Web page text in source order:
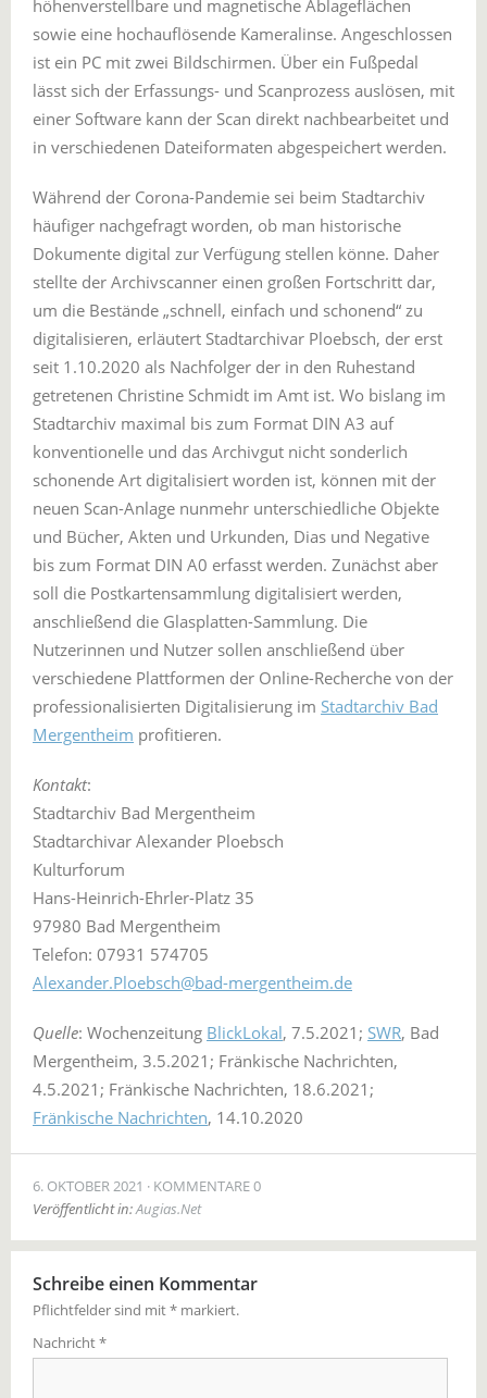
höhenverstellbare und magnetische Ablageflächen
sowie eine hochauflösende Kameralinse. Angeschlossen
ist ein PC mit zwei Bildschirmen. Über ein Fußpedal
lässt sich der Erfassungs- und Scanprozess auslösen, mit
einer Software kann der Scan direkt nachbearbeitet und
in verschiedenen Dateiformaten abgespeichert werden.
Während der Corona-Pandemie sei beim Stadtarchiv
häufiger nachgefragt worden, ob man historische
Dokumente digital zur Verfügung stellen könne. Daher
stellte der Archivscanner einen großen Fortschritt dar,
um die Bestände „schnell, einfach und schonend“ zu
digitalisieren, erläutert Stadtarchivar Ploebsch, der erst
seit 1.10.2020 als Nachfolger der in den Ruhestand
getretenen Christine Schmidt im Amt ist. Wo bislang im
Stadtarchiv maximal bis zum Format DIN A3 auf
konventionelle und das Archivgut nicht sonderlich
schonende Art digitalisiert worden ist, können mit der
neuen Scan-Anlage nunmehr unterschiedliche Objekte
und Bücher, Akten und Urkunden, Dias und Negative
bis zum Format DIN A0 erfasst werden. Zunächst aber
soll die Postkartensammlung digitalisiert werden,
anschließend die Glasplatten-Sammlung. Die
Nutzerinnen und Nutzer sollen anschließend über
verschiedene Plattformen der Online-Recherche von der
professionalisierten Digitalisierung im Stadtarchiv Bad
Mergentheim profitieren.
Kontakt:
Stadtarchiv Bad Mergentheim
Stadtarchivar Alexander Ploebsch
Kulturforum
Hans-Heinrich-Ehrler-Platz 35
97980 Bad Mergentheim
Telefon: 07931 574705
Alexander.Ploebsch@bad-mergentheim.de
Quelle: Wochenzeitung BlickLokal, 7.5.2021; SWR, Bad
Mergentheim, 3.5.2021; Fränkische Nachrichten,
4.5.2021; Fränkische Nachrichten, 18.6.2021;
Fränkische Nachrichten, 14.10.2020
6. OKTOBER 2021
KOMMENTARE 0
Veröffentlicht in:Augias.Net
Schreibe einen Kommentar
Pflichtfelder sind mit* markiert.
Nachricht*